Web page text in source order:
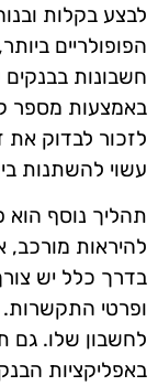
לבצע בקלות
הפופולריים
חשבונות
באמצעות מספר
לזכור לבדוק את
עשוי להשתנות
תהליך נוסף הוא
להיראות
בדרך כלל יש
ופרטי
לחשבון שלו. גם
באפליקציות